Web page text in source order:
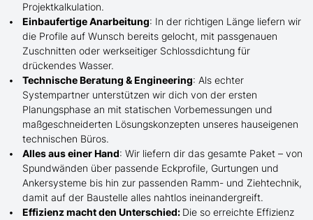
Projektkalkulation.
Einbaufertige Anarbeitung: In der richtigen Länge liefern wir
die Profile auf Wunsch bereits gelocht, mit passgenauen
Zuschnitten oder werkseitiger Schlossdichtung für
drückendes Wasser.
Technische Beratung & Engineering: Als echter
Systempartner unterstützen wir dich von der ersten
Planungsphase an mit statischen Vorbemessungen und
maßgeschneiderten Lösungskonzepten unseres hauseigenen
technischen Büros.
Alles aus einer Hand: Wir liefern dir das gesamte Paket – von
Spundwänden über passende Eckprofile, Gurtungen und
Ankersysteme bis hin zur passenden Ramm- und Ziehtechnik,
damit auf der Baustelle alles nahtlos ineinandergreift.
Effizienz macht den Unterschied: Die so erreichte Effizienz